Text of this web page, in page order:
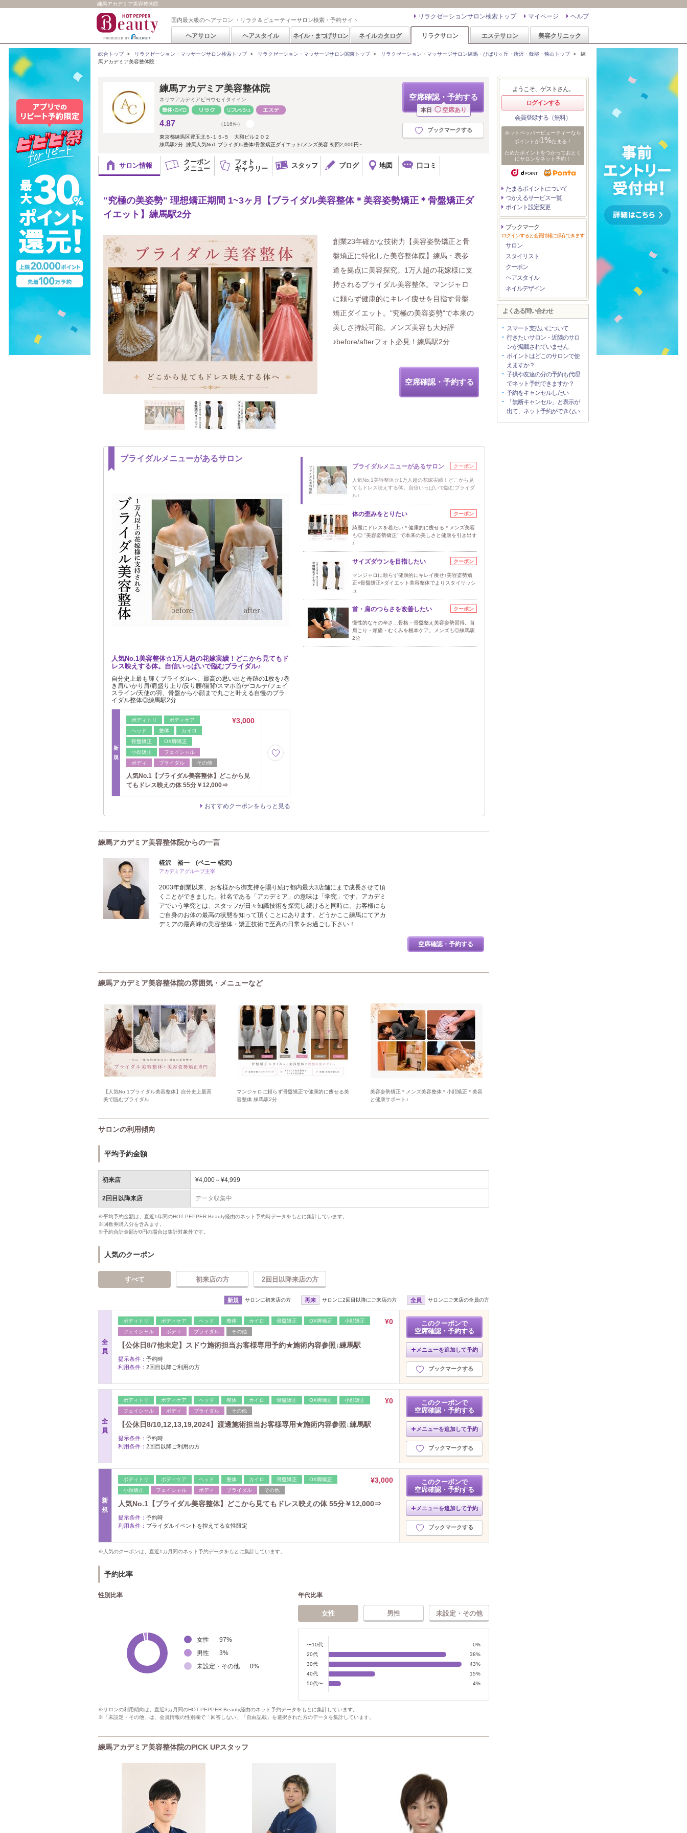
練馬アカデミア美容整体院
国内最大級のヘアサロン ・リラク＆ビューティーサロン検索・予約サイト ヘルプ
マイページ
リラクゼーションサロン検索トップ
ヘアサロン ヘアスタイル ネイル・まつげサロン ネイルカタログ リラクサロン エステサロン 美容クリニック
総合トップ> リラクゼーション・マッサージサロン検索トップ> リラクゼーション・マッサージサロン関東トップ> リラクゼーション・マッサージサロン練馬・ひばりヶ丘・所沢・飯能・狭山トップ> 練
馬アカデミア美容整体院
空席確認・予約する
本日 ◯ 空席あり
ブックマークする
練馬アカデミア美容整体院
ネリマアカデミアビヨウセイタイイン
4.87 （116件）
東京都練馬区豊玉北５-１５-５ 大和ビル２０２
練馬駅2分 練馬人気No1 ブライダル整体/骨盤矯正ダイエット/メンズ美容 初回2,000円~
サロン情報
クーポン
メニュー
フォト
ギャラリー
スタッフ ブログ 地図 口コミ
"究極の美姿勢" 理想矯正期間 1~3ヶ月【ブライダル美容整体＊美容姿勢矯正＊骨盤矯正ダ
イエット】練馬駅2分
創業23年確かな技術力【美容姿勢矯正と骨
盤矯正に特化した美容整体院】練馬・表参
道を拠点に美容探究。1万人超の花嫁様に支
持されるブライダル美容整体。マンジャロ
に頼らず健康的にキレイ痩せを目指す骨盤
矯正ダイエット。"究極の美容姿勢"で本来の
美しさ持続可能。メンズ美容も大好評
♪before/afterフォト必見！練馬駅2分
空席確認・予約する
ブライダルメニューがあるサロン
人気No.1美容整体☆1万人超の花嫁実績！どこから見てもド
レス映えする体。自信いっぱいで臨むブライダル♪
自分史上最も輝くブライダルへ。最高の思い出と奇跡の1枚を♪巻
き肩/いかり肩/肩盛り上り/反り腰/猫背/スマホ首/デコルテ/フェイ
スライン/天使の羽、骨盤から小顔まで丸ごと叶える自慢のブラ
イダル整体◎練馬駅2分
新
規
ボディトリ
ボディケア
ヘッド
整体
カイロ
骨盤矯正
OX脚矯正
小顔矯正
フェイシャル
ボディ
ブライダル その他
¥3,000
人気No.1【ブライダル美容整体】どこから見
てもドレス映えの体 55分￥12,000⇒
おすすめクーポンをもっと見る
ブライダルメニューがあるサロン クーポン
人気No.1美容整体☆1万人超の花嫁実績！どこから見
てもドレス映えする体。自信いっぱいで臨むブライダ
ル♪
体の歪みをとりたい クーポン
綺麗にドレスを着たい＊健康的に痩せる＊メンズ美容
も◎ "美容姿勢矯正" で本来の美しさと健康を引き出す
♪
サイズダウンを目指したい クーポン
マンジャロに頼らず健康的にキレイ痩せ♪美容姿勢矯
正×骨盤矯正×ダイエット美容整体でよりスタイリッシ
ュ
首・肩のつらさを改善したい クーポン
慢性的なその辛さ…骨格・骨盤整え美容姿勢習得。首
肩こり・頭痛・むくみを根本ケア。メンズも◎練馬駅
2分
練馬アカデミア美容整体院からの一言
椛沢 裕一 (ペニー 椛沢)
アカデミアグループ主宰
2003年創業以来、お客様から御支持を賜り続け都内最大3店舗にまで成長させて頂
くことができました。社名である「アカデミア」の意味は「学究」です。アカデミ
アでいう学究とは、スタッフが日々知識技術を探究し続けると同時に、お客様にも
ご自身のお体の最高の状態を知って頂くことにあります。どうかここ練馬にてアカ
デミアの最高峰の美容整体・矯正技術で至高の日常をお過ごし下さい！
空席確認・予約する
練馬アカデミア美容整体院の雰囲気・メニューなど
【人気No.1ブライダル美容整体】自分史上最高
美で臨むブライダル
マンジャロに頼らず骨盤矯正で健康的に痩せる美
容整体 練馬駅2分
美容姿勢矯正＊メンズ美容整体＊小顔矯正＊美容
と健康サポート♪
サロンの利用傾向
平均予約金額
初来店 ¥4,000～¥4,999
2回目以降来店 データ収集中
※平均予約金額は、直近1年間のHOT PEPPER Beauty経由のネット予約時データをもとに集計しています。
※回数券購入分を含みます。
※予約合計金額が0円の場合は集計対象外です。
人気のクーポン
すべて 初来店の方 2回目以降来店の方
新規 サロンに初来店の方 再来 サロンに2回目以降にご来店の方 全員 サロンにご来店の全員の方
全
員
ボディトリ ボディケア ヘッド 整体 カイロ 骨盤矯正 OX脚矯正
小顔矯正
フェイシャル
ボディ ブライダル その他
¥0
【公休日8/7他未定】スドウ施術担当お客様専用予約★施術内容参照↓練馬駅
提示条件： 予約時
利用条件： 2回目以降ご利用の方
このクーポンで
空席確認・予約する
メニューを追加して予約
ブックマークする
全
員
ボディトリ ボディケア ヘッド 整体 カイロ 骨盤矯正 OX脚矯正
小顔矯正
フェイシャル
ボディ ブライダル その他
¥0
【公休日8/10,12,13,19,2024】渡邊施術担当お客様専用★施術内容参照↓練馬駅
提示条件： 予約時
利用条件： 2回目以降ご利用の方
このクーポンで
空席確認・予約する
メニューを追加して予約
ブックマークする
新
規
ボディトリ ボディケア ヘッド 整体 カイロ 骨盤矯正
OX脚矯正
小顔矯正
フェイシャル ボディ ブライダル その他
¥3,000
人気No.1【ブライダル美容整体】どこから見てもドレス映えの体 55分￥12,000⇒
提示条件： 予約時
利用条件： ブライダルイベントを控えてる女性限定
このクーポンで
空席確認・予約する
メニューを追加して予約
ブックマークする
※人気のクーポンは、直近1カ月間のネット予約データをもとに集計しています。
予約比率
性別比率
女性 97%
男性
3%
未設定・その他
0%
年代比率
女性 男性 未設定・その他
〜10代
0%
20代
38%
30代
43%
40代
15%
50代〜
4%
※サロンの利用傾向は、直近3カ月間のHOT PEPPER Beauty経由のネット予約データをもとに集計しています。
※「未設定・その他」は、会員情報の性別欄で「回答しない」「自由記載」を選択された方のデータを集計しています。
練馬アカデミア美容整体院のPICK UPスタッフ
ようこそ、ゲストさん。
ログインする
会員登録する（無料）
ホットペッパービューティーなら
ポイントが1%たまる！
ためたポイントをつかっておとく
にサロンをネット予約！
たまるポイントについて
つかえるサービス一覧
ポイント設定変更
ブックマーク
ログインすると会員情報に保存できます
サロン
スタイリスト
クーポン
ヘアスタイル
ネイルデザイン
よくある問い合わせ
スマート支払いについて
行きたいサロン・近隣のサロ
ンが掲載されていません
ポイントはどこのサロンで使
えますか？
子供や友達の分の予約も代理
でネット予約できますか？
予約をキャンセルしたい
「無断キャンセル」と表示が
出て、ネット予約ができない